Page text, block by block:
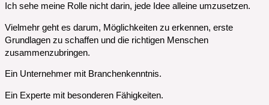
Ich sehe meine Rolle nicht darin, jede Idee alleine umzusetzen.
Vielmehr geht es darum, Möglichkeiten zu erkennen, erste
Grundlagen zu schaffen und die richtigen Menschen
zusammenzubringen.
Ein Unternehmer mit Branchenkenntnis.
Ein Experte mit besonderen Fähigkeiten.